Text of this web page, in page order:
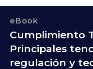
eBook
Cumplimiento
Principales
regulación y